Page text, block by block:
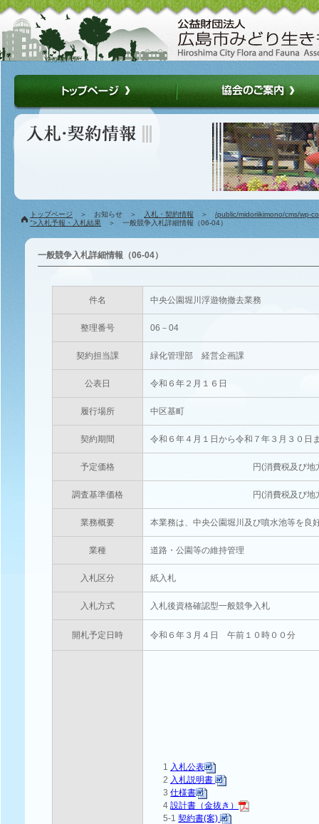
トップページ ＞ お知らせ ＞ 入札・契約情報 ＞ /public/midoriikimono/cms/wp-
">入札予報・入札結果 ＞ 一般競争入札詳細情報（06-04）
一般競争入札詳細情報（06-04）
件名 中央公園堀川浮遊物撤去業務
整理番号 06－04
契約担当課 緑化管理部 経営企画課
公表日 令和６年２月１６日
履行場所 中区基町
契約期間 令和６年４月１日から令和７年３月３０日
予定価格 円(消費税及び地方消費税相
調査基準価格 円(消費税及び地方消費税相
業務概要 本業務は、中央公園堀川及び噴水池等を良
業種 道路・公園等の維持管理
入札区分 紙入札
入札方式 入札後資格確認型一般競争入札
開札予定日時 令和６年３月４日 午前１０時００分
1 入札公表
2 入札説明書
3仕様書
4設計書（金抜き）
5-1契約書(案)